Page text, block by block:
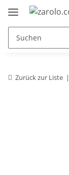
Zurück zur Liste